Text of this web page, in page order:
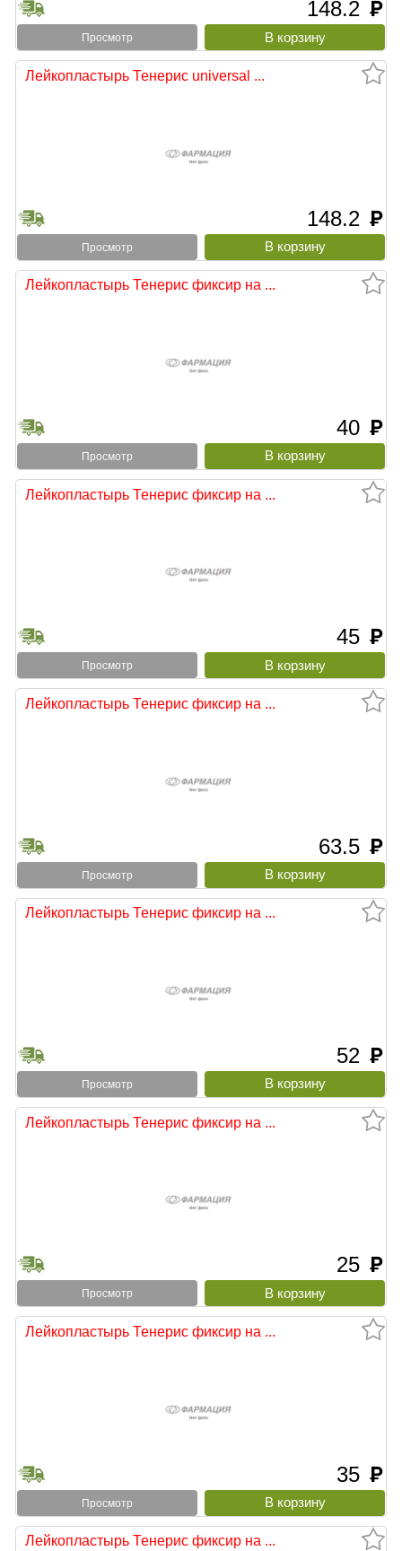
148.2 руб
Просмотр
Лейкопластырь Тенерис universal ...
148.2 руб
Просмотр
Лейкопластырь Тенерис фиксир на ...
40 руб
Просмотр
Лейкопластырь Тенерис фиксир на ...
45 руб
Просмотр
Лейкопластырь Тенерис фиксир на ...
63.5 руб
Просмотр
Лейкопластырь Тенерис фиксир на ...
52 руб
Просмотр
Лейкопластырь Тенерис фиксир на ...
25 руб
Просмотр
Лейкопластырь Тенерис фиксир на ...
35 руб
Просмотр
Лейкопластырь Тенерис фиксир на ...